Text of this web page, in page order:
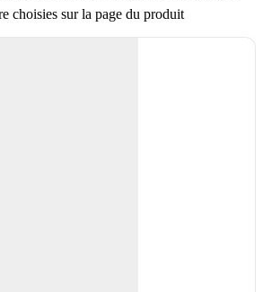
choisies sur la page du produit